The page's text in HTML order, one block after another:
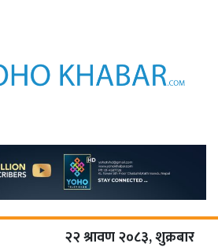
२२ श्रावण २०८३, शुक्रबार